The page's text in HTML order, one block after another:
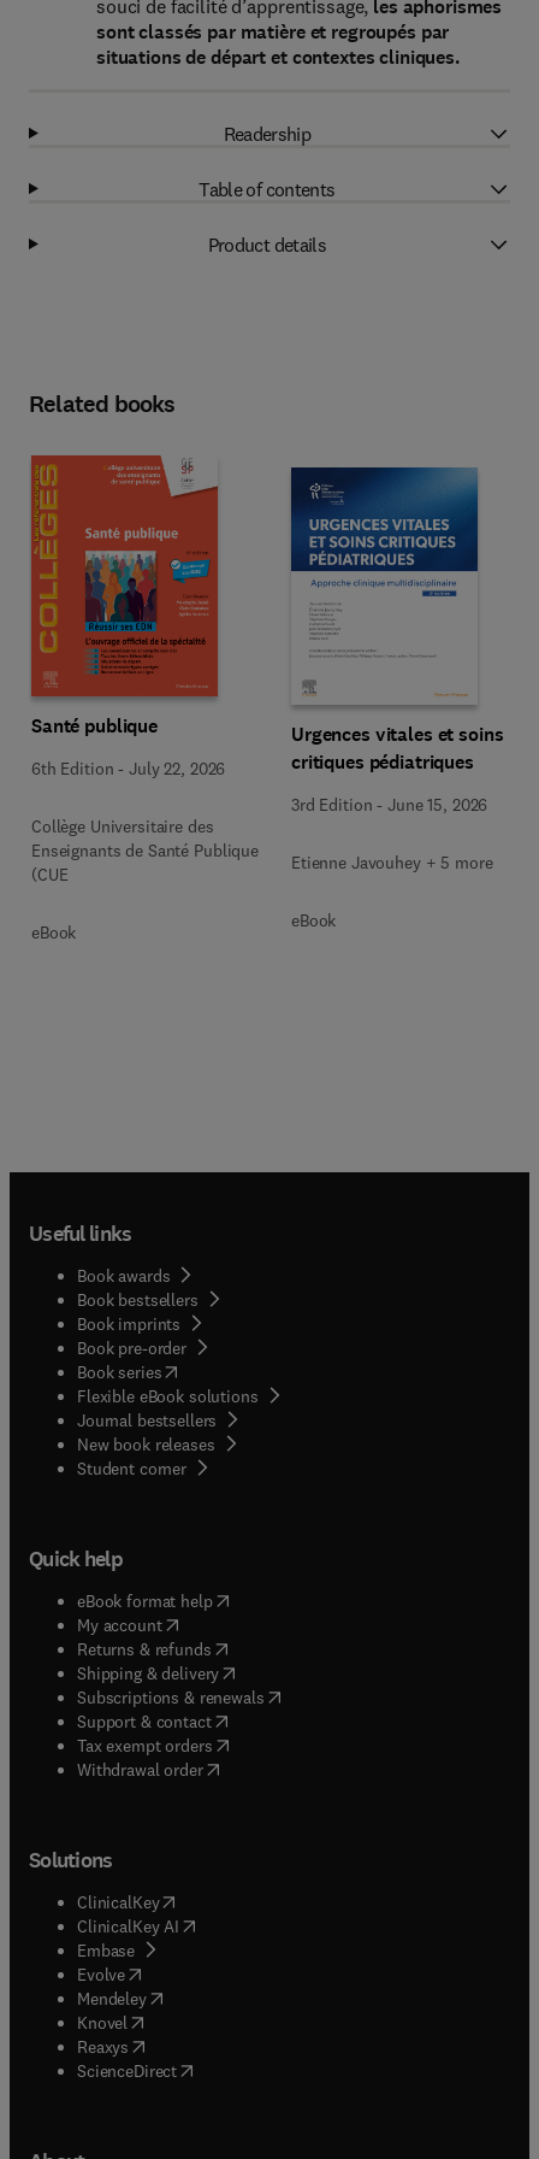
souci de facilité d’apprentissage, les aphorismes
sont classés par matière et regroupés par
situations de départ et contextes cliniques.
Readership
Table of contents
Product details
Related books
Santé publique
6th Edition -July 22, 2026
Collège Universitaire des
Enseignants de Santé Publique
(CUE
eBook
Urgences vitales et soins
critiques pédiatriques
3rd Edition -June 15, 2026
Etienne Javouhey + 5 more
eBook
Useful links
Book awards
Book bestsellers
Book imprints
Book pre-order
Book series(opens in new tab/window
Flexible eBook solutions
Journal bestsellers
New book releases
Student corner( opens in new tab/window
Quick help
eBook format help( opens in new tab/window
My account( opens in new tab/window
Returns & refunds( opens in new tab/window
Shipping & delivery(opens in new tab/window
Subscriptions & renewals( opens in new tab/window
Support & contact( opens in new tab/window
Tax exempt orders( opens in new tab/window
Withdrawal order
Solutions
ClinicalKey(opens in new tab/window
ClinicalKey AI opens in new tab/window
Embase( opens in new tab/window
Evolve(opens in new tab/window
Mendeley( opens in new tab/window
Knovel (opens in new tab/window
Reaxys (opens in new tab/window
ScienceDirect(opens in new tab/window